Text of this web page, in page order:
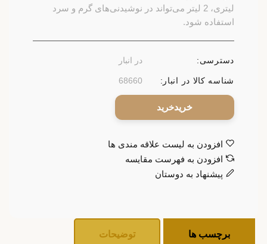
لیتری، 2 لیتر می‌تواند در نوشیدنی‌های گرم و سرد
استفاده شود.
دسترسی: در انبار
شناسه کالا در انبار: 68660
خرید
افزودن به لیست علاقه مندی ها
افزودن به فهرست مقایسه
پیشنهاد به دوستان
توضیحات برچسب ها